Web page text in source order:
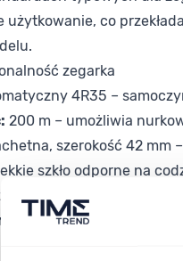
użytkowanie, co
zegarka
4R35 –
200 m – umożliwia
szerokość 42 mm
szkło odporne na
odczyt daty bez
145th Anniversary –
Twojego stylu